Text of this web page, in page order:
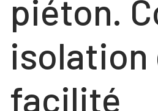
piéton.
isolation
facilité